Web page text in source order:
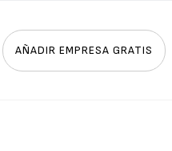
AÑADIR EMPRESA GRATIS